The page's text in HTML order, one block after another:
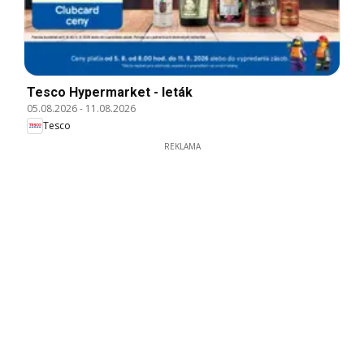
Tesco Hypermarket - leták
05.08.2026- 11.08.2026
Tesco
REKLAMA